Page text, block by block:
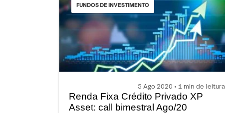
FUNDOS DE INVESTIMENTO
5 Ago 2020 • 1 min de leitura
Renda Fixa Crédito Privado XP
Asset: call bimestral Ago/20